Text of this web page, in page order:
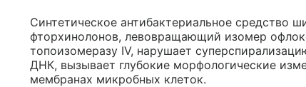
Синтетическое антибактериальное средство
фторхинолонов, левовращающий изомер
топоизомеразу IV, нарушает
ДНК, вызывает глубокие морфологические
мембранах микробных клеток.